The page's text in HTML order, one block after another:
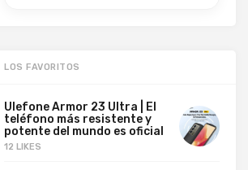
LOS FAVORITOS
Ulefone Armor 23 Ultra | El
teléfono más resistente y
potente del mundo es oficial
12 LIKES